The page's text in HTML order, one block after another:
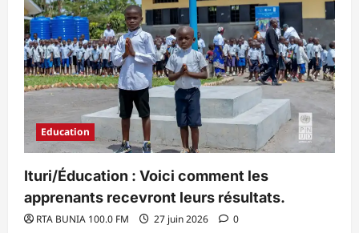
Education
Ituri/Éducation : Voici comment les
apprenants recevront leurs résultats.
RTA BUNIA 100.0 FM 27 juin 2026 0